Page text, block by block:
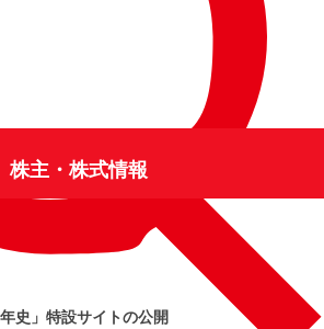
株主・株式情報
史」 特設サイトの公開